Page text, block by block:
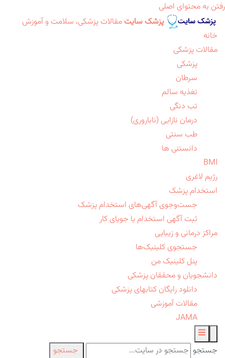
رفتن به محتوای اصلی
پزشک سایت مقالات پزشکی، سلامت و آموزش
خانه
مقالات پزشکی
پزشکی
سرطان
تغذیه سالم
تب دنگی
درمان نازایی (ناباروری)
طب سنتی
دانستنی ها
BMI
رژیم لاغری
استخدام پزشک
جست‌وجوی آگهی‌های استخدام پزشک
ثبت آگهی استخدام یا جویای کار
مراکز درمانی و زیبایی
جستجوی کلینیک‌ها
پنل کلینیک من
دانشجویان و محققان پزشکی
دانلود رایگان کتابهای پزشکی
مقالات آموزشی
JAMA
جستجو جستجو